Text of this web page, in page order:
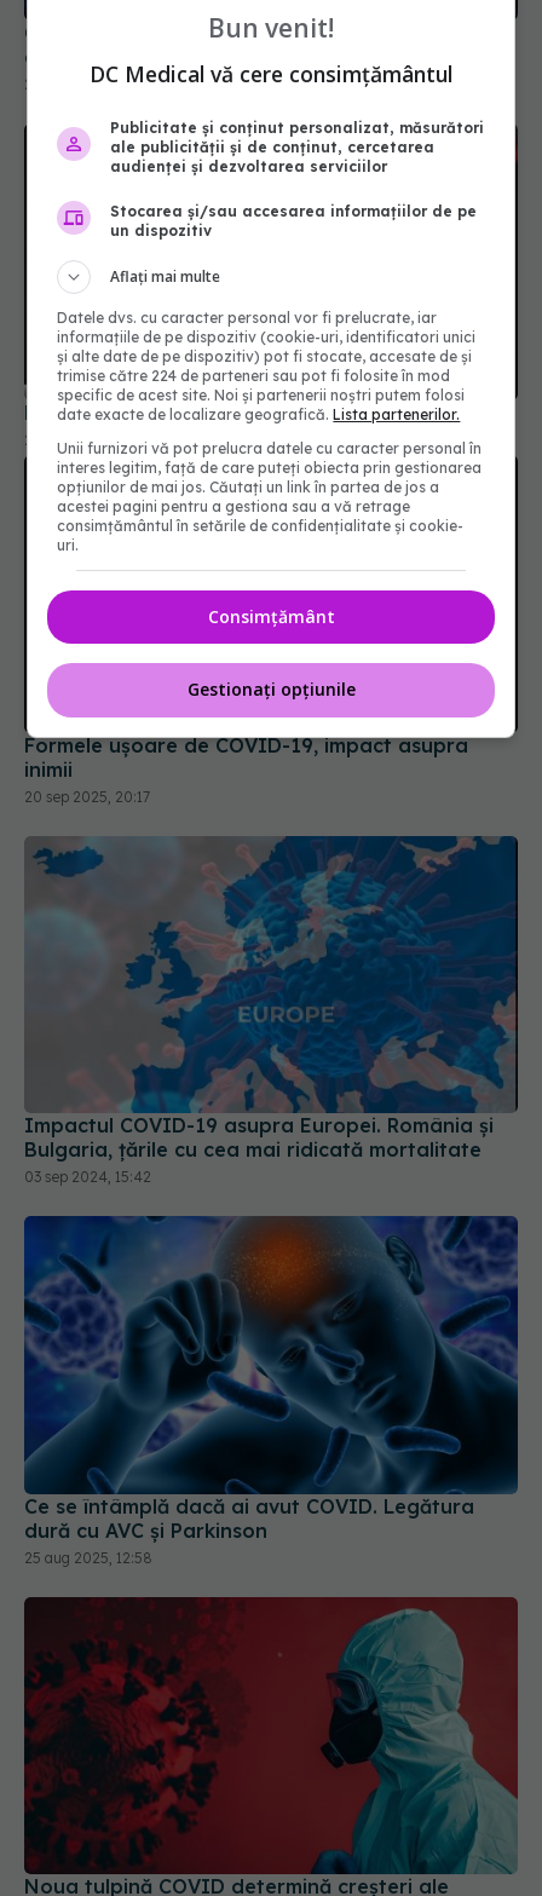
Long COVID, impact asupra creierului
25 mai 2026, 14:52
Formele ușoare de COVID-19, impact asupra
inimii
20 sep 2025, 20:17
Impactul COVID-19 asupra Europei. România și
Bulgaria, țările cu cea mai ridicată mortalitate
03 sep 2024, 15:42
Ce se întâmplă dacă ai avut COVID. Legătura
dură cu AVC și Parkinson
25 aug 2025, 12:58
Noua tulpină COVID determină creșteri ale
spitalizărilor. Se recomandă vaccinarea și
purtarea măștii
06 iun 2025, 16:44
Bun venit!
DC Medical vă cere consimțământul
Publicitate și conținut personalizat, măsurători
ale publicității și de conținut, cercetarea
audienței și dezvoltarea serviciilor
Stocarea și/sau accesarea informațiilor de pe
un dispozitiv
Aflați mai multe
Datele dvs. cu caracter personal vor fi prelucrate, iar
informațiile de pe dispozitiv (cookie-uri, identificatori unici
și alte date de pe dispozitiv) pot fi stocate, accesate de și
trimise către 224 de parteneri sau pot fi folosite în mod
specific de acest site. Noi și partenerii noștri putem folosi
date exacte de localizare geografică.Lista partenerilor.
Unii furnizori vă pot prelucra datele cu caracter personal în
interes legitim, față de care puteți obiecta prin gestionarea
opțiunilor de mai jos. Căutați un link în partea de jos a
acestei pagini pentru a gestiona sau a vă retrage
consimțământul în setările de confidențialitate și cookie-
uri.
Consimțământ
Gestionați opțiunile